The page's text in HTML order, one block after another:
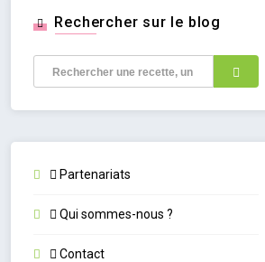
Rechercher sur le blog
Partenariats
Qui sommes-nous ?
Contact